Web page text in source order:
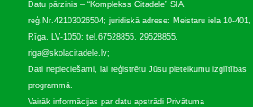
Datu pārzinis – “Komplekss Citadele” SIA,
reģ.Nr.42103026504; juridiskā adrese: Meistaru iela 10-401,
Rīga, LV-1050; tel.67528855, 29528855,
riga@skolacitadele.lv;
Dati nepieciešami, lai reģistrētu Jūsu pieteikumu izglītības
programmā.
Vairāk informācijas par datu apstrādi Privātuma